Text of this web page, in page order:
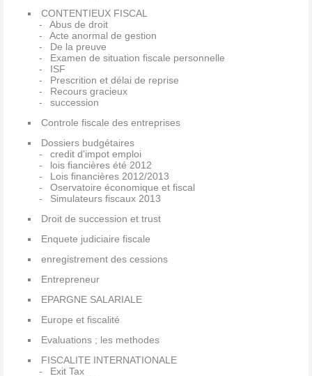
CONTENTIEUX FISCAL
Abus de droit
Acte anormal de gestion
De la preuve
Examen de situation fiscale personnelle
ISF
Prescrition et délai de reprise
Recours gracieux
succession
Controle fiscale des entreprises
Dossiers budgétaires
credit d'impot emploi
lois fiancières été 2012
Lois financières 2012/2013
Oservatoire économique et fiscal
Simulateurs fiscaux 2013
Droit de succession et trust
Enquete judiciaire fiscale
enregistrement des cessions
Entrepreneur
EPARGNE SALARIALE
Europe et fiscalité
Evaluations ; les methodes
FISCALITE INTERNATIONALE
Exit Tax